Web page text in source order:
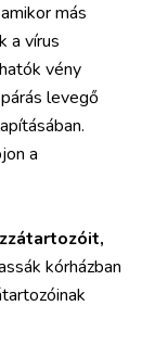
más
a vírus
vény
levegő
a
kórházban